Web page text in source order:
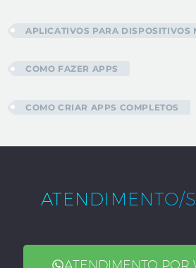
APLICATIVOS PARA DISPOSITIVOS
COMO FAZER APPS
COMO CRIAR APPS COMPLETOS
ATENDIMENTO/
ATENDIMENTO POR